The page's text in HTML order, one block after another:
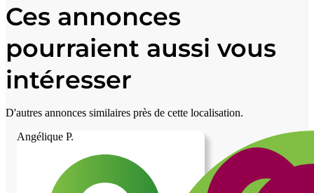
Ces annonces
pourraient aussi vous
intéresser
D'autres annonces similaires près de cette localisation.
Angélique P.